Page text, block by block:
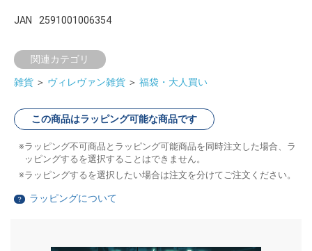
JAN 2591001006354
関連カテゴリ
雑貨 ＞ ヴィレヴァン雑貨 ＞ 福袋・大人買い
この商品はラッピング可能な商品です
ラッピング不可商品とラッピング可能商品を同時注文した場合、ラ
ッピングするを選択することはできません。
ラッピングするを選択したい場合は注文を分けてご注文ください。
？ ラッピングについて